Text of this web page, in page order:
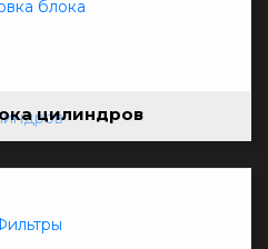
цилиндров